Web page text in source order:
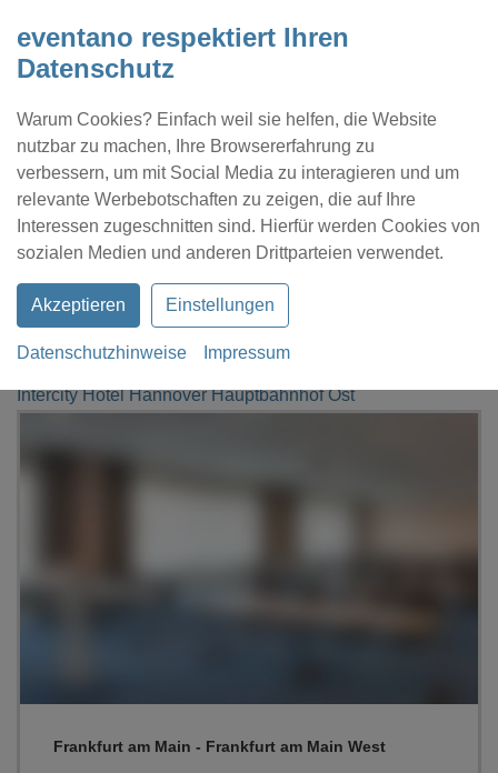
eventano respektiert Ihren
Datenschutz
Warum Cookies? Einfach weil sie helfen, die Website
nutzbar zu machen, Ihre Browsererfahrung zu
verbessern, um mit Social Media zu interagieren und um
relevante Werbebotschaften zu zeigen, die auf Ihre
Interessen zugeschnitten sind. Hierfür werden Cookies von
sozialen Medien und anderen Drittparteien verwendet.
Akzeptieren Einstellungen
Datenschutzhinweise Impressum
Kontakt Location eintragen Profil
Frankfurt am Main
Intercity Hotel Hannover Hauptbahnhof Ost
Frankfurt am Main - Frankfurt am Main West